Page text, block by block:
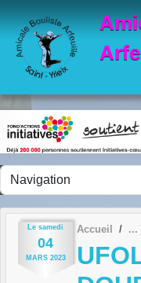
Le samedi
04
MARS 2023
Accueil